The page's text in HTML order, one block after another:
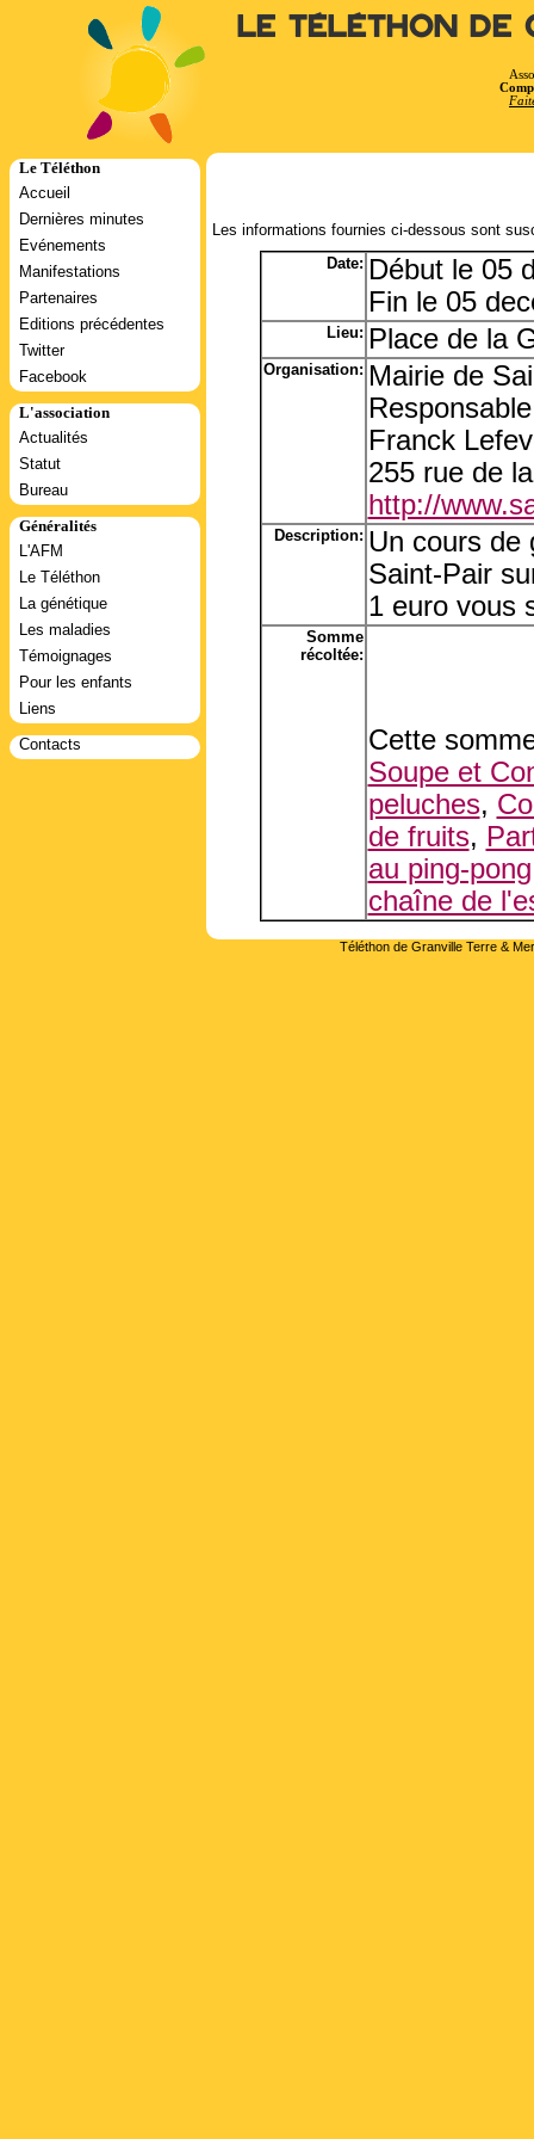
Le Téléthon de
Le Téléthon
Accueil
Dernières minutes
Evénements
Manifestations
Partenaires
Editions précédentes
Twitter
Facebook
L'association
Actualités
Statut
Bureau
Généralités
L'AFM
Le Téléthon
La génétique
Les maladies
Témoignages
Pour les enfants
Liens
Contacts
Les informations fournies ci-dessous sont
Date: Début le 05
Fin le 05
Lieu: Place de la
Organisation: Mairie de
Franck
255 rue de
http://
Description: Un cours de
Saint-Pair
1 euro vous
Somme
récoltée:
Cette
Soupe et
peluches,
de fruits,
au ping-pong
chaîne de
Téléthon de Granville Terre &